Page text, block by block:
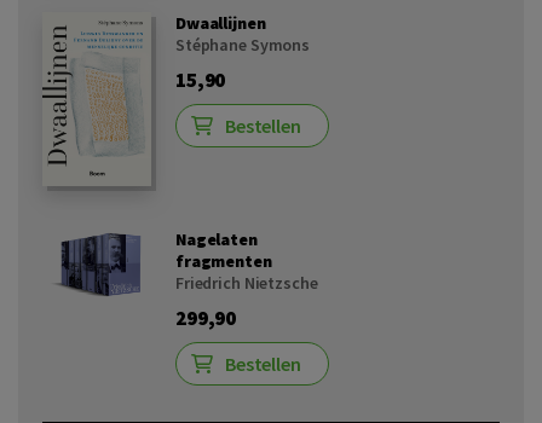
Dwaallijnen
Stéphane Symons
15,90
Bestellen
Nagelaten
fragmenten
Friedrich Nietzsche
299,90
Bestellen